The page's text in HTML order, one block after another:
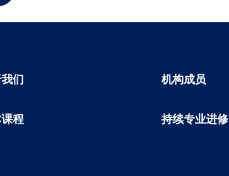
们 机构成员
程 持续专业进修